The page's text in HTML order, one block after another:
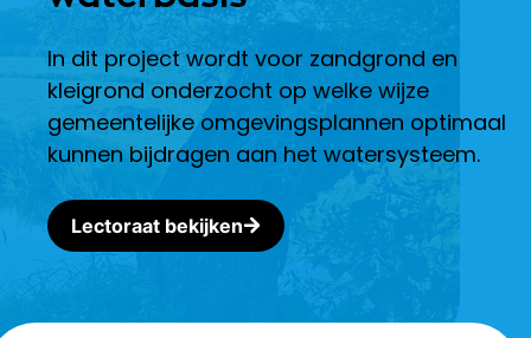
In dit project wordt voor zandgrond en
kleigrond onderzocht op welke wijze
gemeentelijke omgevingsplannen optimaal
kunnen bijdragen aan het watersysteem.
Lectoraat bekijken